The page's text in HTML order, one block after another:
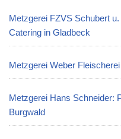
Metzgerei FZVS Schubert
Catering in Gladbeck
Metzgerei Weber
Metzgerei Hans Schneider:
Burgwald